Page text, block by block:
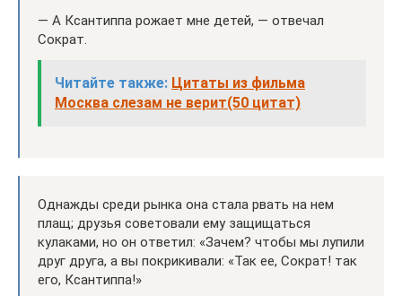
— А Ксантиппа рожает мне детей, — отвечал
Сократ.
Читайте также: Цитаты из фильма
Москва слезам не верит(50 цитат)
Однажды среди рынка она стала рвать на нем
плащ; друзья советовали ему защищаться
кулаками, но он ответил: «Зачем? чтобы мы лупили
друг друга, а вы покрикивали: «Так ее, Сократ! так
его, Ксантиппа!»